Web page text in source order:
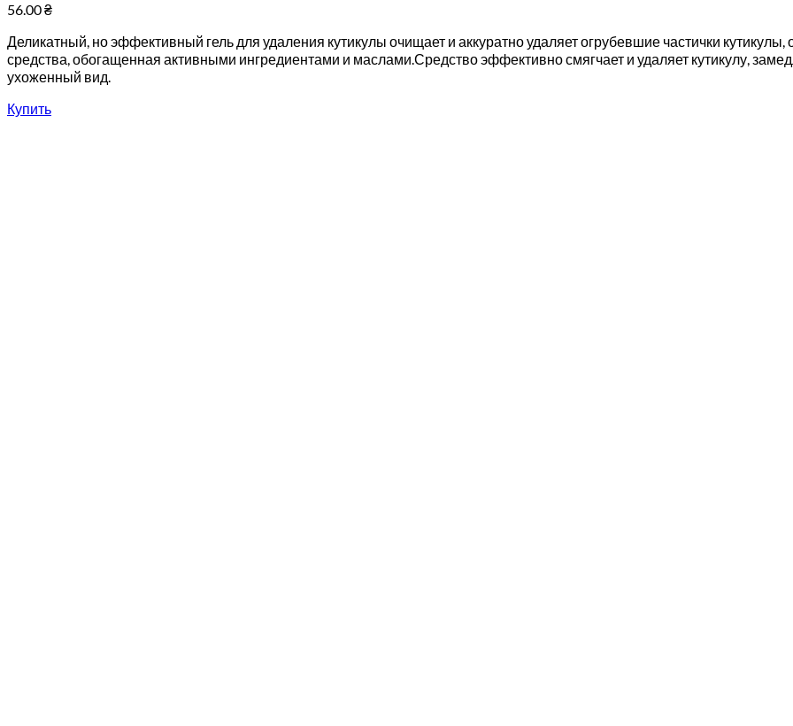
56.00₴
Деликатный, но эффективный гель для удаления кутикулы очищает и аккуратно удаляет огрубевшие частички кутикулы,
средства, обогащенная активными ингредиентами и маслами.Средство эффективно смягчает и удаляет кутикулу,
ухоженный вид.
Купить